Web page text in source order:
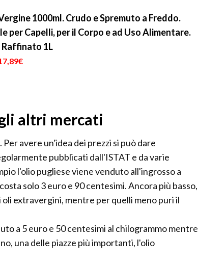
1000ml. Crudo e Spremuto a Freddo.
per Capelli, per il Corpo e ad Uso Alimentare.
Raffinato 1L
altri mercati
avere un'idea dei prezzi si può dare
pubblicati dall'ISTAT e da varie
l'olio pugliese viene venduto all'ingrosso a
solo 3 euro e 90 centesimi. Ancora più basso,
oli extravergini, mentre per quelli meno puri il
a 5 euro e 50 centesimi al chilogrammo mentre
una delle piazze più importanti, l'olio